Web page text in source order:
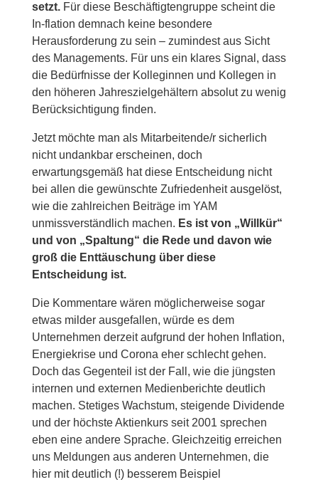
setzt.Für diese Beschäftigtengruppe scheint die
In-flation demnach keine besondere
Herausforderung zu sein – zumindest aus Sicht
des Managements. Für uns ein klares Signal, dass
die Bedürfnisse der Kolleginnen und Kollegen in
den höheren Jahreszielgehältern absolut zu wenig
Berücksichtigung finden.
Jetzt möchte man als Mitarbeitende/r sicherlich
nicht undankbar erscheinen, doch
erwartungsgemäß hat diese Entscheidung nicht
bei allen die gewünschte Zufriedenheit ausgelöst,
wie die zahlreichen Beiträge im YAM
unmissverständlich machen. Es ist von „Willkür“
und von „Spaltung“ die Rede und davon wie
groß die Enttäuschung über diese
Entscheidung ist.
Die Kommentare wären möglicherweise sogar
etwas milder ausgefallen, würde es dem
Unternehmen derzeit aufgrund der hohen Inflation,
Energiekrise und Corona eher schlecht gehen.
Doch das Gegenteil ist der Fall, wie die jüngsten
internen und externen Medienberichte deutlich
machen. Stetiges Wachstum, steigende Dividende
und der höchste Aktienkurs seit 2001 sprechen
eben eine andere Sprache. Gleichzeitig erreichen
uns Meldungen aus anderen Unternehmen, die
hier mit deutlich (!) besserem Beispiel